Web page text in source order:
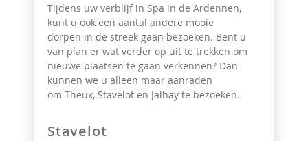
Tijdens uw verblijf in Spa in de Ardennen,
kunt u ook een aantal andere mooie
dorpen in de streek gaan bezoeken. Bent u
van plan er wat verder op uit te trekken om
nieuwe plaatsen te gaan verkennen? Dan
kunnen we u alleen maar aanraden
om Theux, Stavelot en Jalhay te bezoeken.
Stavelot